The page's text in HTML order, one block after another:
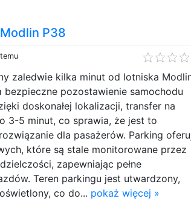
P38
zaledwie kilka minut od lotniska
bezpieczne pozostawienie samochodu
doskonałej lokalizacji, transfer na
3-5 minut, co sprawia, że jest to
dla pasażerów. Parking
które są stale monitorowane przez
zapewniając pełne
Teren parkingu jest utwardzony,
co do... pokaż więcej »